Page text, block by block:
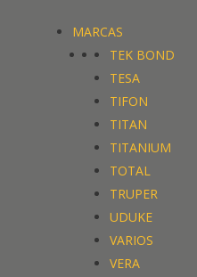
MARCAS
TEK BOND
TESA
TIFON
TITAN
TITANIUM
TOTAL
TRUPER
UDUKE
VARIOS
VERA